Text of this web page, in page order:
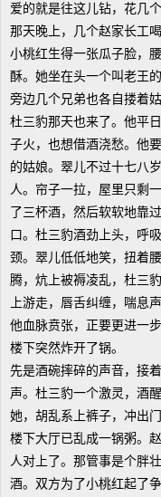
爱的就是往这儿钻，花几
那天晚上，几个赵家长工
小桃红生得一张瓜子脸，
酥。她坐在头一个叫老王
旁边几个兄弟也各自搂着
杜三豹那天也来了。他平
子火，也想借酒浇愁。他
的姑娘。翠儿不过十七八
人。帘子一拉，屋里只剩
了三杯酒，然后软软地靠
口。杜三豹酒劲上头，呼
颈。翠儿低低地笑，扭着
腾，炕上被褥凌乱，杜三
上游走，唇舌纠缠，喘息
他血脉贲张，正要更进一
楼下突然炸开了锅。
先是酒碗摔碎的声音，接
声。杜三豹一个激灵，酒
她，胡乱系上裤子，冲出门
楼下大厅已乱成一锅粥。
人对上了。那管事是个胖
酒。双方为了小桃红起了